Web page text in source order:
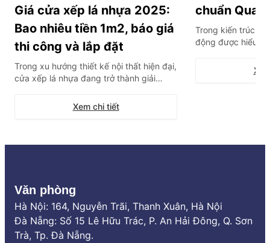
Giá cửa xếp lá nhựa 2025:
Bao nhiêu tiền 1m2, báo giá
thi công và lắp đặt
Trong xu hướng thiết kế nội thất hiện đại,
cửa xếp lá nhựa đang trở thành giải
không gian mở, nhà vệ sinh hay phòng
tắm nhờ khả năng tối ưu diện tích tuyệt
Xem chi tiết
chuẩn
Trong kiến trúc
động được hiểu là
bộ cảm biến, cho
mở hoàn toàn từ
Văn phòng
Hà Nội: 164, Nguyễn Trãi, Thanh Xuân, Hà Nội
Đà Nẵng: Số 15 Lê Hữu Trác, P. An Hải Đông, Q. Sơn
Trà, Tp. Đà Nẵng.